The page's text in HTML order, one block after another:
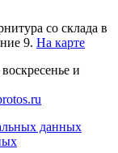
со склада в
9. На карте
и
данных